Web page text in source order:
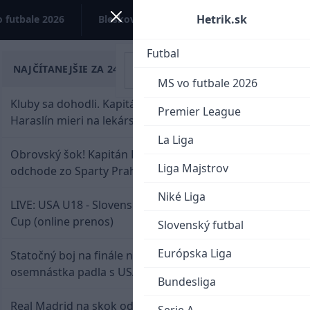
futbale 2026 Bleskovky Kontakt
Hetrik.sk
Futbal
MS vo futbale 2026
Premier League
La Liga
Liga Majstrov
Niké Liga
Slovenský futbal
Európska Liga
Bundesliga
NAJČÍTANEJŠIE ZA 24 HODÍN
Kluby sa dohodli. Kapitán Sparty Praha Lukáš
Haraslín mieri na lekársku prehliadku
Obrovský šok! Kapitán Lukáš Haraslín je údajne na
odchode zo Sparty Praha
LIVE: USA U18 - Slovensko U18 / Hlinka-Gretzky
Cup (online prenos)
Statočný boj na finále nestačil: Slovenská
osemnástka padla s USA a zabojuje o bronz
Real Madrid na skok od Slovenska: Borbélyho